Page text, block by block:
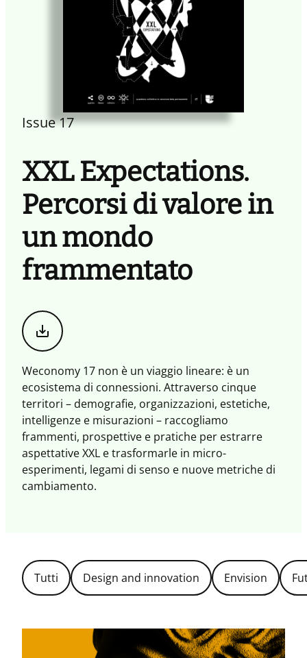
Issue 17
XXL Expectations.
Percorsi di valore in
un mondo
frammentato
Scarica
il
magazine
Weconomy 17 non è un viaggio lineare: è un
ecosistema di connessioni. Attraverso cinque
territori – demografie, organizzazioni, estetiche,
intelligenze e misurazioni – raccogliamo
frammenti, prospettive e pratiche per estrarre
aspettative XXL e trasformarle in micro-
esperimenti, legami di senso e nuove metriche di
cambiamento.
Filtra
per
Tutti Design and innovation Envision